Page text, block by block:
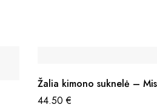
Žalia kimono suknelė –
44.50€